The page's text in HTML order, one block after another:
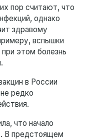
пор считают, что
однако
здравому
вспышки
этом болезнь
в России
редко
что начало
В предстоящем